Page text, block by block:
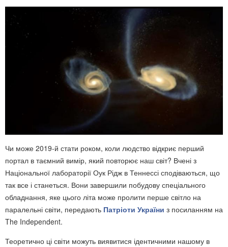
Чи може 2019-й стати роком, коли людство відкриє перший
портал в таємний вимір, який повторює наш світ? Вчені з
Національної лабораторії Оук Рідж в Теннессі сподіваються, що
так все і станеться. Вони завершили побудову спеціального
обладнання, яке цього літа може пролити перше світло на
паралельні світи, передають Патріоти України з посиланням на
The Independent.
Теоретично ці світи можуть виявитися ідентичними нашому в